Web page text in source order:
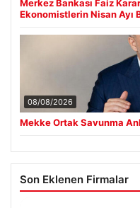
Merkez Bankası Faiz
Ekonomistlerin Nisan Ayı
08/08/2026
Mekke Ortak Savunma
Son Eklenen Firmalar